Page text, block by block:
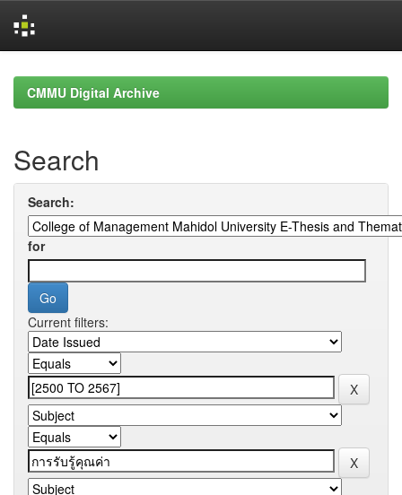
navigationCMMU Digital Archive
Search
Search:
for
Current filters: